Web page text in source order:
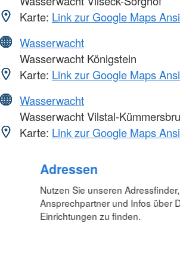
Karte: Link zur Google Maps
Wasserwacht
Wasserwacht Königstein
Karte: Link zur Google Maps
Wasserwacht
Wasserwacht Vilstal-
Karte: Link zur Google Maps
Adressen
Nutzen Sie unseren
Ansprechpartner und Infos über
Einrichtungen zu finden.